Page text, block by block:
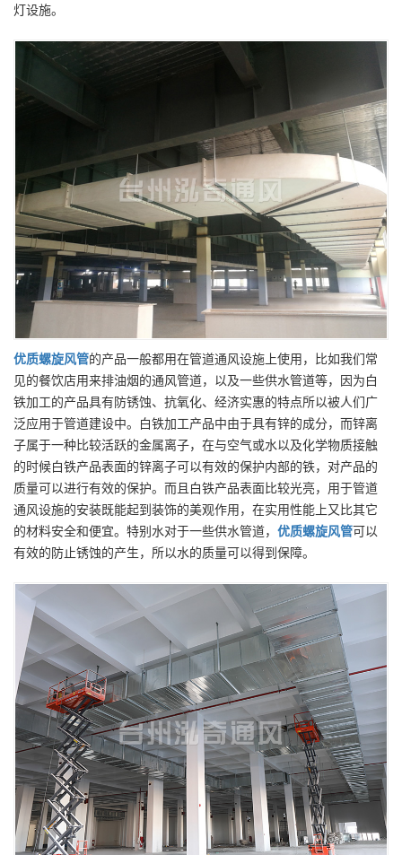
灯设施。
优质螺旋风管的产品一般都用在管道通风设施上使用，比如我们常
见的餐饮店用来排油烟的通风管道，以及一些供水管道等，因为白
铁加工的产品具有防锈蚀、抗氧化、经济实惠的特点所以被人们广
泛应用于管道建设中。白铁加工产品中由于具有锌的成分，而锌离
子属于一种比较活跃的金属离子，在与空气或水以及化学物质接触
的时候白铁产品表面的锌离子可以有效的保护内部的铁，对产品的
质量可以进行有效的保护。而且白铁产品表面比较光亮，用于管道
通风设施的安装既能起到装饰的美观作用，在实用性能上又比其它
的材料安全和便宜。特别水对于一些供水管道， 优质螺旋风管可以
有效的防止锈蚀的产生，所以水的质量可以得到保障。